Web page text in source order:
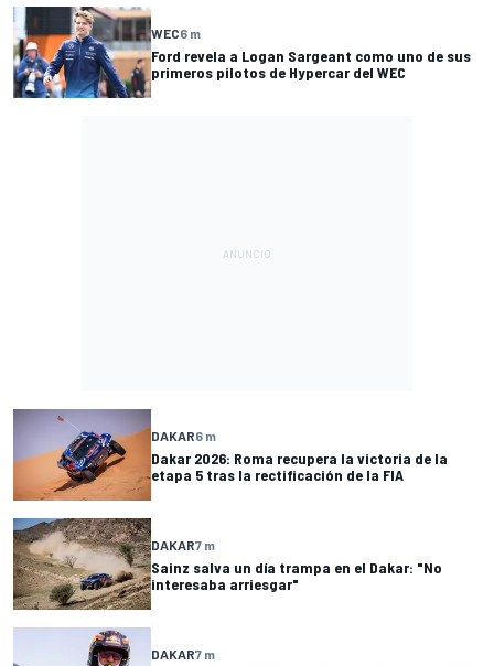
WEC6 m
Ford revela a Logan Sargeant como uno de sus
primeros pilotos de Hypercar del WEC
DAKAR6 m
Dakar 2026: Roma recupera la victoria de la
etapa 5 tras la rectificación de la FIA
DAKAR7 m
Sainz salva un día trampa en el Dakar: "No
interesaba arriesgar"
DAKAR7 m